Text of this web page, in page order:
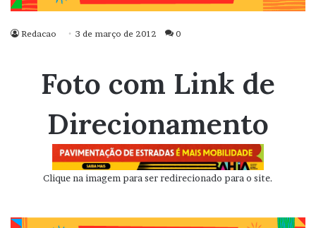
Redacao 3 de março de 2012 0
Foto com Link de
Direcionamento
Clique na imagem para ser redirecionado para o site.